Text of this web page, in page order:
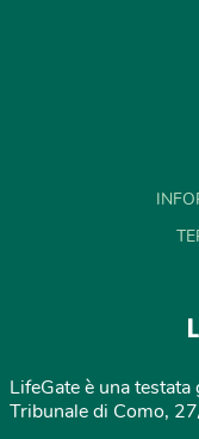
LifeGate è una
Tribunale di Como,